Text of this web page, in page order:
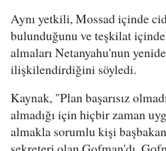
Aynı yetkili, Mossad içinde
bulunduğunu ve teşkilat
almaları Netanyahu'nun
ilişkilendirdiğini söyledi.
Kaynak, "Plan başarısız
almadığı için hiçbir zaman
almakla sorumlu kişi